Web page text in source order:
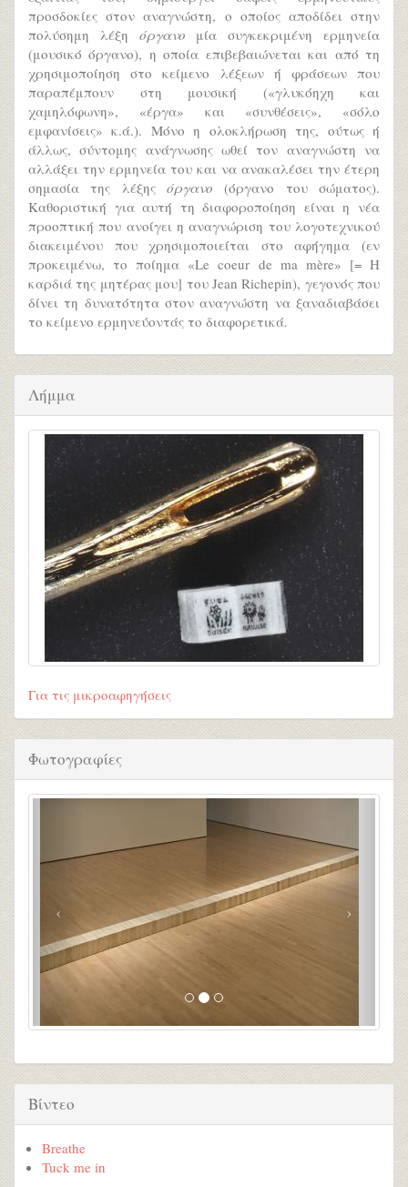
προσδοκίες στον αναγνώστη, ο οποίος αποδίδει στην
πολύσημη λέξη όργανο μία συγκεκριμένη ερμηνεία
(μουσικό όργανο), η οποία επιβεβαιώνεται και από τη
χρησιμοποίηση στο κείμενο λέξεων ή φράσεων που
παραπέμπουν στη μουσική («γλυκόηχη και
χαμηλόφωνη», «έργα» και «συνθέσεις», «σόλο
εμφανίσεις» κ.ά.). Μόνο η ολοκλήρωση της, ούτως ή
άλλως, σύντομης ανάγνωσης ωθεί τον αναγνώστη να
αλλάξει την ερμηνεία του και να ανακαλέσει την έτερη
σημασία της λέξης όργανο (όργανο του σώματος).
Καθοριστική για αυτή τη διαφοροποίηση είναι η νέα
προοπτική που ανοίγει η αναγνώριση του λογοτεχνικού
διακειμένου που χρησιμοποιείται στο αφήγημα (εν
προκειμένω, το ποίημα «Le coeur de ma mère» [= Η
καρδιά της μητέρας μου] του Jean Richepin), γεγονός που
δίνει τη δυνατότητα στον αναγνώστη να ξαναδιαβάσει
το κείμενο ερμηνεύοντάς το διαφορετικά.
Λήμμα
Για τις μικροαφηγήσεις
Φωτογραφίες
Βίντεο
Breathe
Tuck me in